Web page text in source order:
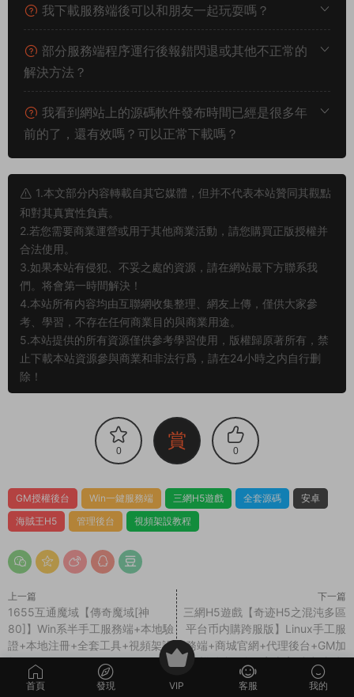
1.本文部分内容轉載自其它媒體，但并不代表本站贊同其觀點
和對其真實性負責。
2.若您需要商業運營或用于其他商業活動，請您購買正版授權并
3.如果本站有侵犯、不妥之處的資源，請在網站最下方聯系我
們。将會第一時間解決！
4.本站所有内容均由互聯網收集整理、網友上傳，僅供大家參
考、學習，不存在任何商業目的與商業用途。
5.本站提供的所有資源僅供參考學習使用，版權歸原著所有，禁
止下載本站資源參與商業和非法行爲，請在24小時之内自行删
除！
0 0
海賊王H5
1655互通魔域【傳奇魔域[神
證+本地注冊+全套工具+視頻架設
教程
三網H5遊戲【奇迹H5之混沌多區
務端+商城官網+代理後台+GM加
币授權後台+簡易安卓客戶端+視頻
同類源碼
S-三國兵臨天下 ·S-三國兵臨天 J-九州異獸錄 手遊服務端
首頁 發現 VIP 客服 我的